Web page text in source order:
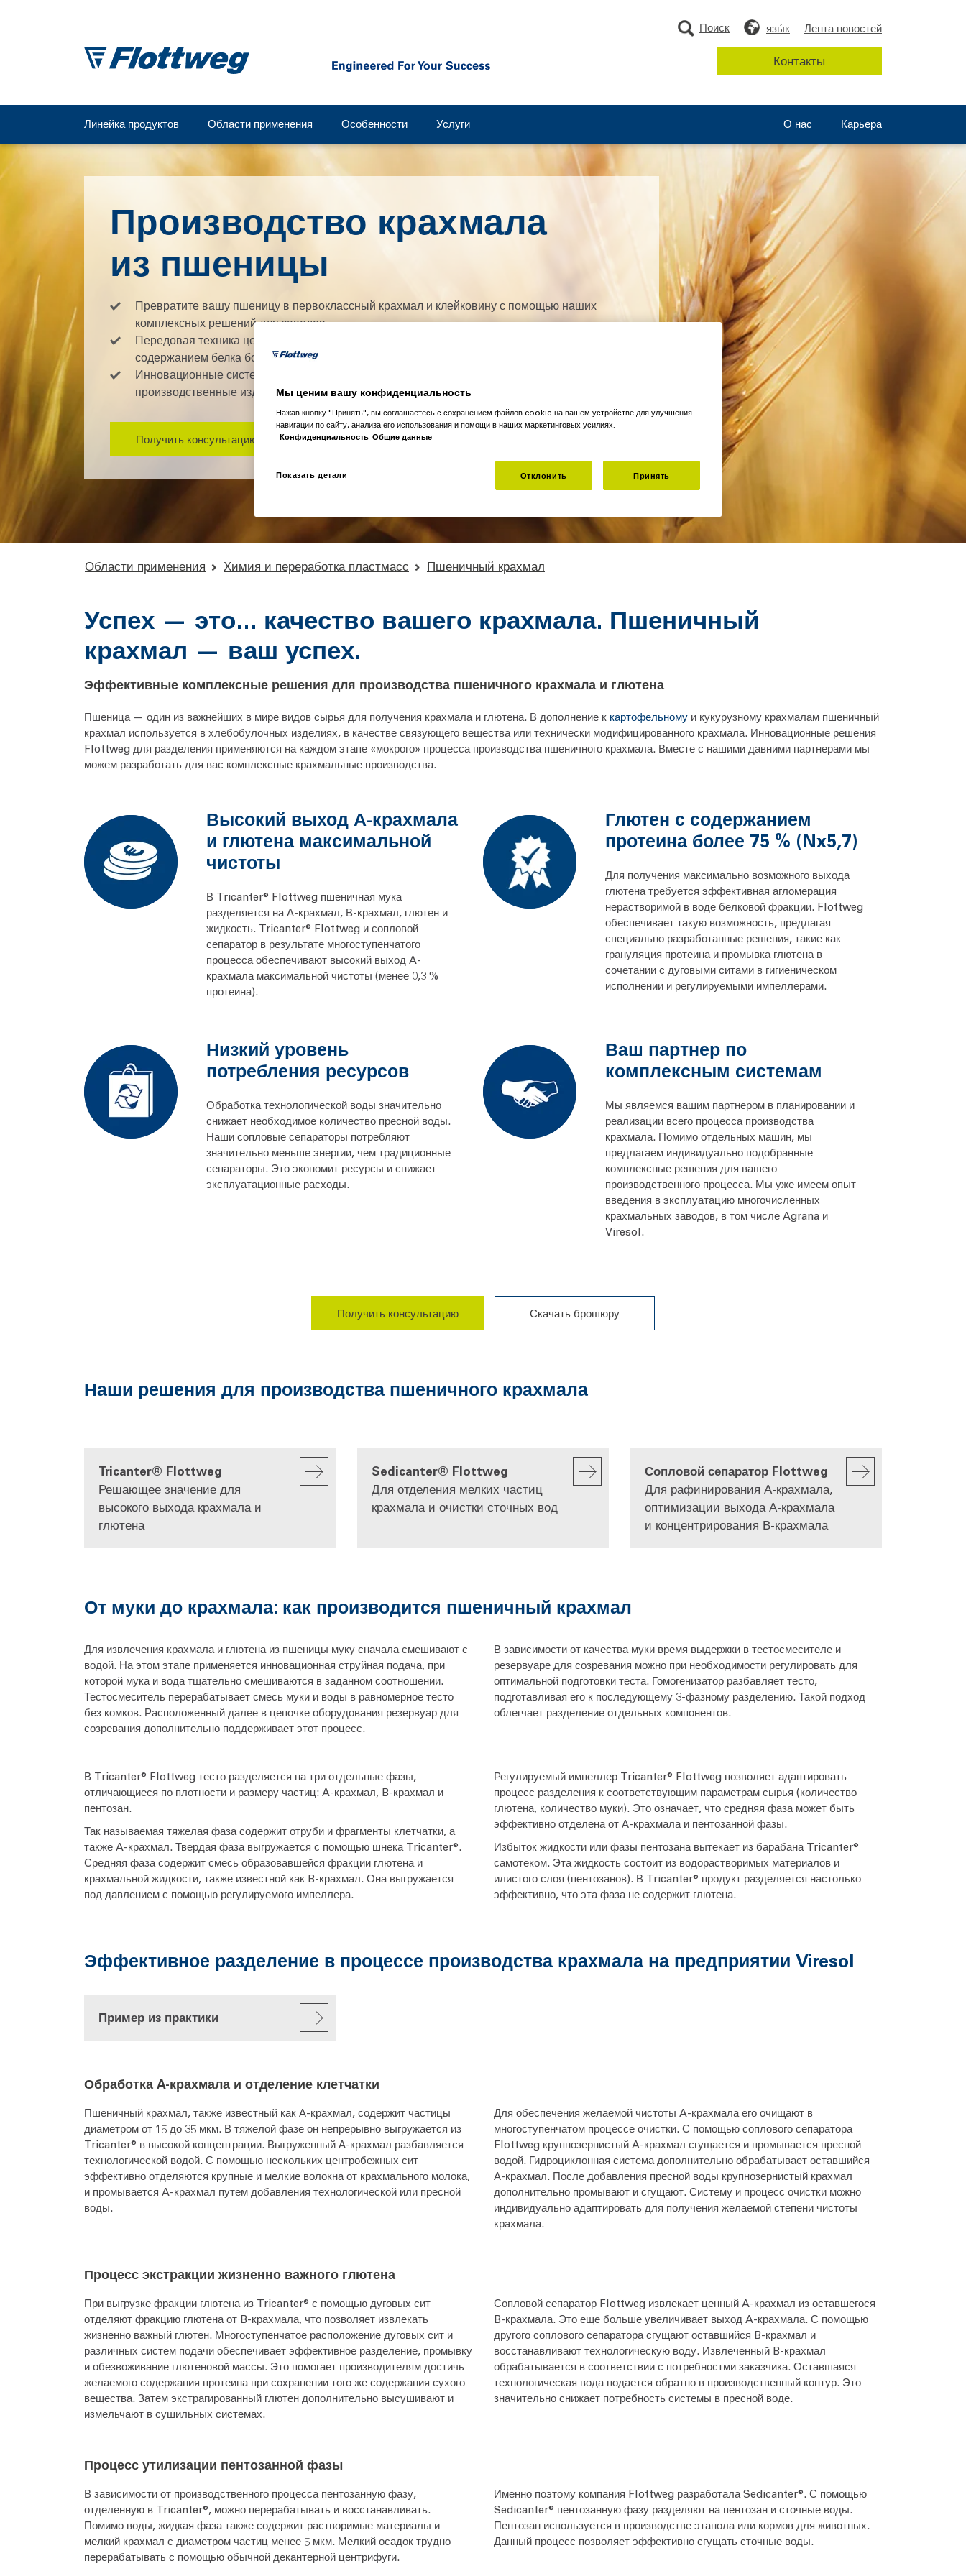
Линейка продуктов Области применения Особенности Услуги Карьера
О нас
язы́к Лента новостей
Поиск
Контакты
Производство крахмала
из пшеницы
Превратите вашу пшеницу в первоклассный крахмал и клейковину с помощью наших
комплексных решений для заводов
Передовая техника центрифугирования обеспечивает превосходный выход клейковины с
содержанием белка более 75 %
Инновационные системы рециркуляции воды снижают потребности в пресной воде и
производственные издержки
Получить консультацию сейчас
Области применения Химия и переработка пластмасс Пшеничный крахмал
Успех — это... качество вашего крахмала. Пшеничный
крахмал — ваш успех.
Эффективные комплексные решения для производства пшеничного крахмала и глютена
Пшеница — один из важнейших в мире видов сырья для получения крахмала и глютена. В дополнение к картофельному и кукурузному крахмалам пшеничный
крахмал используется в хлебобулочных изделиях, в качестве связующего вещества или технически модифицированного крахмала. Инновационные решения
Flottweg для разделения применяются на каждом этапе «мокрого» процесса производства пшеничного крахмала. Вместе с нашими давними партнерами мы
можем разработать для вас комплексные крахмальные производства.
Высокий выход А-крахмала
и глютена максимальной
чистоты
В Tricanter® Flottweg пшеничная мука
разделяется на А-крахмал, В-крахмал, глютен и
жидкость. Tricanter® Flottweg и сопловой
сепаратор в результате многоступенчатого
процесса обеспечивают высокий выход A-
крахмала максимальной чистоты (менее 0,3 %
протеина).
Глютен с содержанием
протеина более 75 % (Nx5,7)
Для получения максимально возможного выхода
глютена требуется эффективная агломерация
нерастворимой в воде белковой фракции. Flottweg
обеспечивает такую возможность, предлагая
специально разработанные решения, такие как
грануляция протеина и промывка глютена в
сочетании с дуговыми ситами в гигиеническом
исполнении и регулируемыми импеллерами.
Низкий уровень
потребления ресурсов
Обработка технологической воды значительно
снижает необходимое количество пресной воды.
Наши сопловые сепараторы потребляют
значительно меньше энергии, чем традиционные
сепараторы. Это экономит ресурсы и снижает
эксплуатационные расходы.
Ваш партнер по
комплексным системам
Мы являемся вашим партнером в планировании и
реализации всего процесса производства
крахмала. Помимо отдельных машин, мы
предлагаем индивидуально подобранные
комплексные решения для вашего
производственного процесса. Мы уже имеем опыт
введения в эксплуатацию многочисленных
крахмальных заводов, в том числе Agrana и
Viresol.
Получить консультацию Скачать брошюру
Наши решения для производства пшеничного крахмала
Tricanter® Flottweg
Решающее значение для
высокого выхода крахмала и
глютена
Sedicanter® Flottweg
Для отделения мелких частиц
крахмала и очистки сточных вод
Сопловой сепаратор Flottweg
Для рафинирования А-крахмала,
оптимизации выхода А-крахмала
и концентрирования В-крахмала
От муки до крахмала: как производится пшеничный крахмал
Для извлечения крахмала и глютена из пшеницы муку сначала смешивают с
водой. На этом этапе применяется инновационная струйная подача, при
которой мука и вода тщательно смешиваются в заданном соотношении.
Тестосмеситель перерабатывает смесь муки и воды в равномерное тесто
без комков. Расположенный далее в цепочке оборудования резервуар для
созревания дополнительно поддерживает этот процесс.
В зависимости от качества муки время выдержки в тестосмесителе и
резервуаре для созревания можно при необходимости регулировать для
оптимальной подготовки теста. Гомогенизатор разбавляет тесто,
подготавливая его к последующему 3-фазному разделению. Такой подход
облегчает разделение отдельных компонентов.
В Tricanter® Flottweg тесто разделяется на три отдельные фазы,
отличающиеся по плотности и размеру частиц: A-крахмал, B-крахмал и
пентозан.
Так называемая тяжелая фаза содержит отруби и фрагменты клетчатки, а
также A-крахмал. Твердая фаза выгружается с помощью шнека Tricanter®.
Средняя фаза содержит смесь образовавшейся фракции глютена и
крахмальной жидкости, также известной как B-крахмал. Она выгружается
под давлением с помощью регулируемого импеллера.
Регулируемый импеллер Tricanter® Flottweg позволяет адаптировать
процесс разделения к соответствующим параметрам сырья (количество
глютена, количество муки). Это означает, что средняя фаза может быть
эффективно отделена от А-крахмала и пентозанной фазы.
Избыток жидкости или фазы пентозана вытекает из барабана Tricanter®
самотеком. Эта жидкость состоит из водорастворимых материалов и
илистого слоя (пентозанов). В Tricanter® продукт разделяется настолько
эффективно, что эта фаза не содержит глютена.
Эффективное разделение в процессе производства крахмала на предприятии Viresol
Пример из практики
Обработка A-крахмала и отделение клетчатки
Пшеничный крахмал, также известный как А-крахмал, содержит частицы
диаметром от 15 до 35 мкм. В тяжелой фазе он непрерывно выгружается из
Tricanter® в высокой концентрации. Выгруженный А-крахмал разбавляется
технологической водой. С помощью нескольких центробежных сит
эффективно отделяются крупные и мелкие волокна от крахмального молока,
и промывается A-крахмал путем добавления технологической или пресной
воды.
Для обеспечения желаемой чистоты A-крахмала его очищают в
многоступенчатом процессе очистки. С помощью соплового сепаратора
Flottweg крупнозернистый A-крахмал сгущается и промывается пресной
водой. Гидроциклонная система дополнительно обрабатывает оставшийся
А-крахмал. После добавления пресной воды крупнозернистый крахмал
дополнительно промывают и сгущают. Систему и процесс очистки можно
индивидуально адаптировать для получения желаемой степени чистоты
крахмала.
Процесс экстракции жизненно важного глютена
При выгрузке фракции глютена из Tricanter® с помощью дуговых сит
отделяют фракцию глютена от B-крахмала, что позволяет извлекать
жизненно важный глютен. Многоступенчатое расположение дуговых сит и
различных систем подачи обеспечивает эффективное разделение, промывку
и обезвоживание глютеновой массы. Это помогает производителям достичь
желаемого содержания протеина при сохранении того же содержания сухого
вещества. Затем экстрагированный глютен дополнительно высушивают и
измельчают в сушильных системах.
Сопловой сепаратор Flottweg извлекает ценный A-крахмал из оставшегося
B-крахмала. Это еще больше увеличивает выход A-крахмала. С помощью
другого соплового сепаратора сгущают оставшийся B-крахмал и
восстанавливают технологическую воду. Извлеченный B-крахмал
обрабатывается в соответствии с потребностми заказчика. Оставшаяся
технологическая вода подается обратно в производственный контур. Это
значительно снижает потребность системы в пресной воде.
Процесс утилизации пентозанной фазы
В зависимости от производственного процесса пентозанную фазу,
отделенную в Tricanter®, можно перерабатывать и восстанавливать.
Помимо воды, жидкая фаза также содержит растворимые материалы и
мелкий крахмал с диаметром частиц менее 5 мкм. Мелкий осадок трудно
перерабатывать с помощью обычной декантерной центрифуги.
Именно поэтому компания Flottweg разработала Sedicanter®. С помощью
Sedicanter® пентозанную фазу разделяют на пентозан и сточные воды.
Пентозан используется в производстве этанола или кормов для животных.
Данный процесс позволяет эффективно сгущать сточные воды.
Мы ценим вашу конфиденциальность
Нажав кнопку "Принять", вы соглашаетесь с сохранением файлов cookie на вашем устройстве для улучшения
навигации по сайту, анализа его использования и помощи в наших маркетинговых усилиях.
Конфиденциальность Общие данные
Показать детали Отклонить Принять